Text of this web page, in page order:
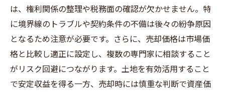
は、権利関係の整理や税務面の確認が欠かせません。特
に境界線のトラブルや契約条件の不備は後々の紛争原因
となるため注意が必要です。さらに、売却価格は市場価
格と比較し適正に設定し、複数の専門家に相談すること
がリスク回避につながります。土地を有効活用すること
で安定収益を得る一方、売却時には慎重な判断で資産価